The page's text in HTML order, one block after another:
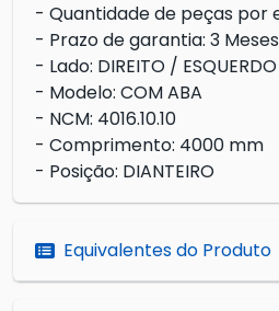
- Quantidade de peças por
- Prazo de garantia: 3 Meses
- Lado: DIREITO / ESQUERDO
- Modelo: COM ABA
- NCM: 4016.10.10
- Comprimento: 4000 mm
- Posição: DIANTEIRO
Equivalentes do Produto